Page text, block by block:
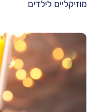
מוזיקליים לילדים